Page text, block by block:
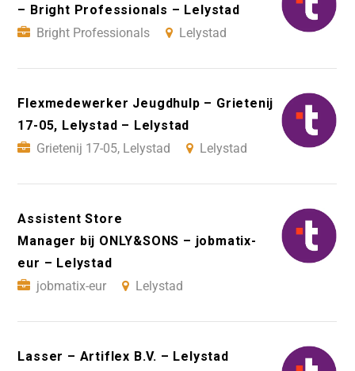
– Bright Professionals – Lelystad
Bright Professionals
Lelystad
Flexmedewerker Jeugdhulp – Grietenij
17-05, Lelystad – Lelystad
Grietenij 17-05, Lelystad
Lelystad
Assistent Store
Manager bij ONLY&SONS – jobmatix-
eur – Lelystad
jobmatix-eur
Lelystad
Lasser – Artiflex B.V. – Lelystad